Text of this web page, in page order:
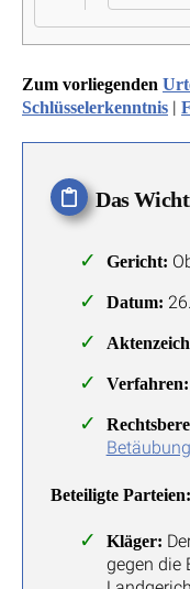
Zum vorliegenden
Schlüsselerkenntnis |
Das
Gericht:
Datum:
Verfahren:
Beteiligte Parteien:
Kläger:
gegen die